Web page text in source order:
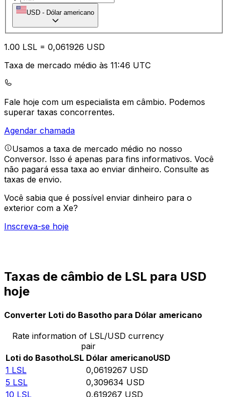
USD - Dólar americano
1.00 LSL = 0,061926 USD
Taxa de mercado médio às 11:46 UTC
Fale hoje com um especialista em câmbio. Podemos
superar taxas concorrentes.
Agendar chamada
Usamos a taxa de mercado médio no nosso
Conversor. Isso é apenas para fins informativos. Você
não pagará essa taxa ao enviar dinheiro. Consulte as
taxas de envio.
Você sabia que é possível enviar dinheiro para o
exterior com a Xe?
Inscreva-se hoje
Taxas de câmbio de LSL para USD
hoje
Converter Loti do Basotho para Dólar americano
Rate information of LSL/USD currency
pair
Loti do BasothoLSL Dólar americanoUSD
1 LSL 0,0619267 USD
5 LSL 0,309634 USD
10 LSL 0,619267 USD